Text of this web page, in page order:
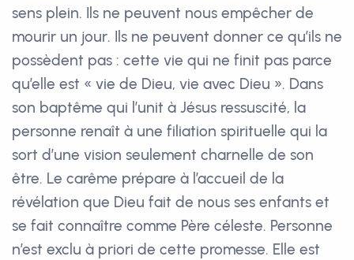
sens plein. Ils ne peuvent nous empêcher de
mourir un jour. Ils ne peuvent donner ce qu’ils ne
possèdent pas : cette vie qui ne finit pas parce
qu’elle est « vie de Dieu, vie avec Dieu ». Dans
son baptême qui l’unit à Jésus ressuscité, la
personne renaît à une filiation spirituelle qui la
sort d’une vision seulement charnelle de son
être. Le carême prépare à l’accueil de la
révélation que Dieu fait de nous ses enfants et
se fait connaître comme Père céleste. Personne
n’est exclu à priori de cette promesse. Elle est